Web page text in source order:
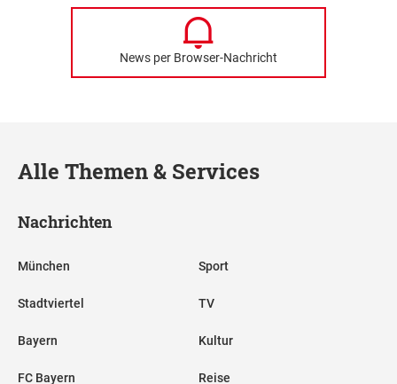
News per Browser-Nachricht
Alle Themen & Services
Nachrichten
München
Stadtviertel
Bayern
FC Bayern
Sport
TV
Kultur
Reise